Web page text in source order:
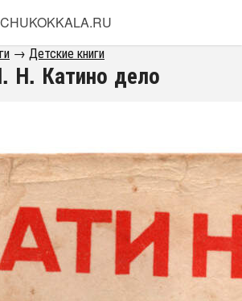
CHUKOKKALA.RU
→ Детские книги
Н. Катино дело